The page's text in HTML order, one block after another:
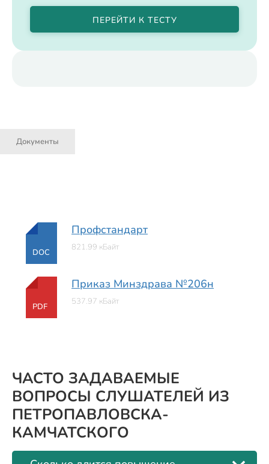
ПЕРЕЙТИ К ТЕСТУ
Документы
DOC
Профстандарт
821.99 кБайт
PDF
Приказ Минздрава №206н
537.97 кБайт
ЧАСТО ЗАДАВАЕМЫЕ
ВОПРОСЫ СЛУШАТЕЛЕЙ ИЗ
ПЕТРОПАВЛОВСКА-
КАМЧАТСКОГО